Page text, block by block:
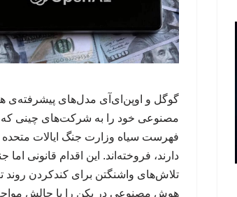
گوگل و اوپن‌ای‌آی مدل‌های پیشرفته‌ی
مصنوعی خود را به شرکت‌های چینی که
فهرست سیاه وزارت جنگ ایالات متحده
دارند، فروخته‌اند. این اقدام قانونی اما
تلاش‌های واشنگتن برای کندکردن روند
هوش مصنوعی در پکن را با چالش